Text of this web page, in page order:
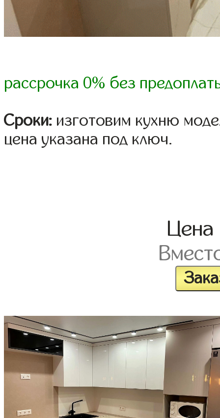
рассрочка 0% без
Сроки: изготовим кухню
цена указана под ключ.
Цена